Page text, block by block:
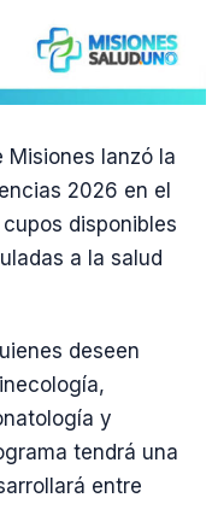
Misiones lanzó la
2026 en el
disponibles
a la salud
deseen
y
tendrá una
entre